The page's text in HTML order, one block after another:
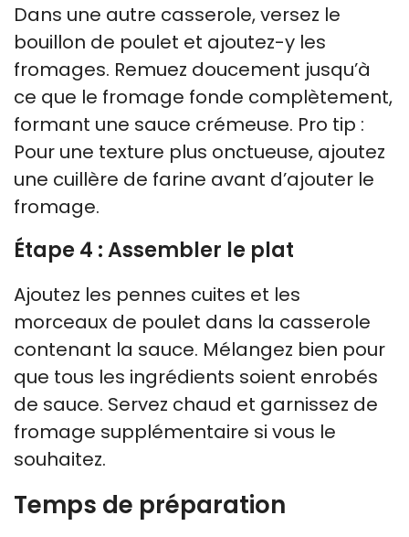
Dans une autre casserole, versez le
bouillon de poulet et ajoutez-y les
fromages. Remuez doucement jusqu’à
ce que le fromage fonde complètement,
formant une sauce crémeuse. Pro tip :
Pour une texture plus onctueuse, ajoutez
une cuillère de farine avant d’ajouter le
fromage.
Étape 4 : Assembler le plat
Ajoutez les pennes cuites et les
morceaux de poulet dans la casserole
contenant la sauce. Mélangez bien pour
que tous les ingrédients soient enrobés
de sauce. Servez chaud et garnissez de
fromage supplémentaire si vous le
souhaitez.
Temps de préparation